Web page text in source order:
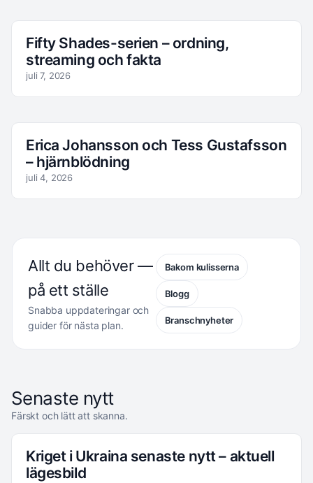
Fifty Shades-serien – ordning,
streaming och fakta
juli 7, 2026
Erica Johansson och Tess Gustafsson
– hjärnblödning
juli 4, 2026
Allt du behöver —
på ett ställe
Snabba uppdateringar och
guider för nästa plan.
Bakom kulisserna
Blogg
Branschnyheter
Senaste nytt
Färskt och lätt att skanna.
Kriget i Ukraina senaste nytt – aktuell
lägesbild